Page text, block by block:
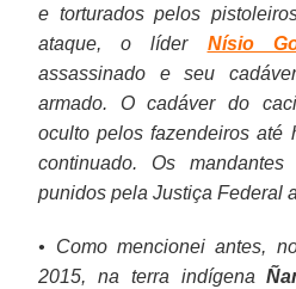
e torturados pelos
ataque, o líder Nísio
assassinado e seu
armado. O cadáver do
oculto pelos fazendeiros até
continuado. Os
punidos pela Justiça Federal
• Como mencionei antes,
2015, na terra indígena